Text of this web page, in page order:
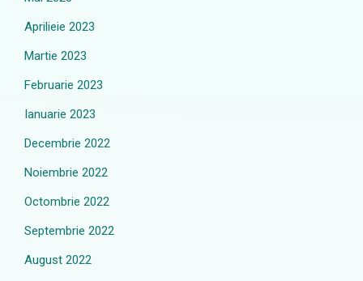
Aprilieie 2023
Martie 2023
Februarie 2023
Ianuarie 2023
Decembrie 2022
Noiembrie 2022
Octombrie 2022
Septembrie 2022
August 2022